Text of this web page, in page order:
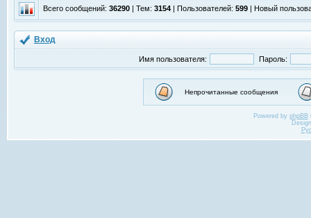
Всего сообщений: 36290 | Тем: 3154 | Пользователей: 599 | Новый
Вход
Имя пользователя: Пароль:
Непрочитанные сообщения
Powered by phpBB